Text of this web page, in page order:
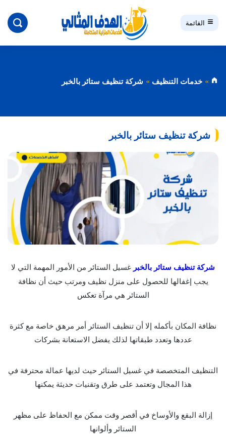
خدمات التنظيف شركة تنظيف ستائر بالخبر
شركة تنظيف ستائر بالخبر
شركة تنظيف ستائر بالخبر غسيل الستائر من الأمور المهمة التي لا
يجب إغفالها للحصول على منزل نظيف ومرتب حيث أن نظافة
الستائر هي مرآة تعكس
نظافة المكان بأكمله إلا أن تنظيف الستائر أمر مرهق خاصة مع كثرة
عددها وتعدد طبقاتها لذلك يفضل الاستعانة بشركات
التنظيف المتخصصة في غسيل الستائر حيث لديها عمالة محترفة في
هذا المجال وتعتمد على طرق وتقنيات حديثة يمكنها
إزالة البقع والأوساخ في أقصر وقت ممكن مع الحفاظ على مظهر
الستائر وألوانها